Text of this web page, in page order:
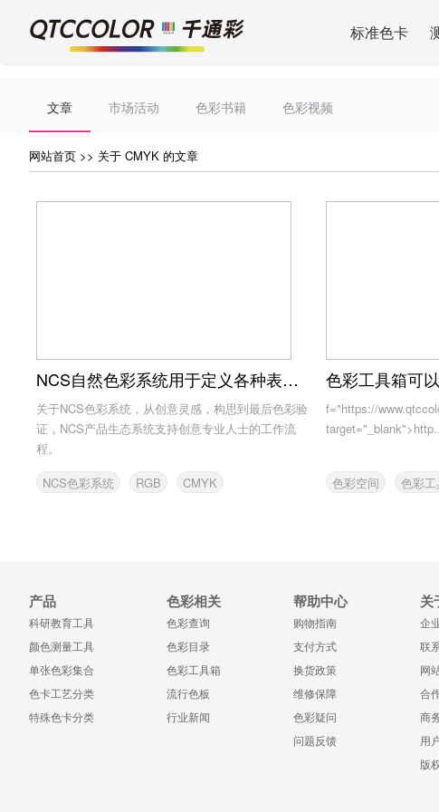
标准色卡
文章 市场活动 色彩书籍 色彩视频
网站首页 >> 关于 CMYK 的文章
NCS自然色彩系统用于定义各种表面上颜色
关于NCS色彩系统，从创意灵感，构思到最后色彩验
证，NCS产品生态系统支持创意专业人士的工作流
程。
NCS色彩系统
RGB CMYK
f="https://
色彩空间 色彩工
产品
科研教育工具
颜色测量工具
单张色彩集合
色卡工艺分类
特殊色卡分类
色彩相关
色彩查询
色彩目录
色彩工具箱
流行色板
行业新闻
帮助中心
购物指南
支付方式
换货政策
维修保障
色彩疑问
问题反馈
关
企
联
网
合
商
用
版